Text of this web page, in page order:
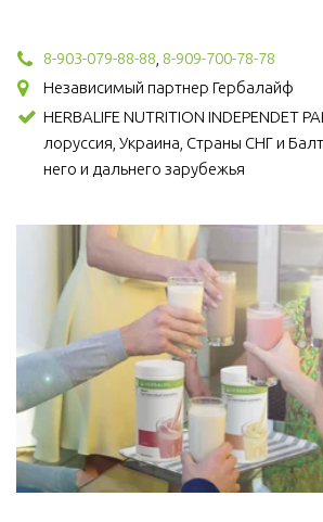
8-903-079-88-88 8-909-700-78-78
Независимый партнер Гербалайф
HERBALIFE NUTRITION INDEPENDET
лоруссия, Украина, Страны СНГ и
него и дальнего зарубежья